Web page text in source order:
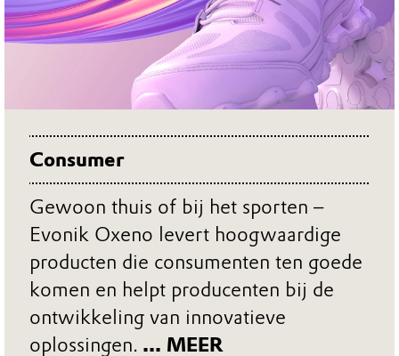
Consumer
Gewoon thuis of bij het sporten –
Evonik Oxeno levert hoogwaardige
producten die consumenten ten goede
komen en helpt producenten bij de
ontwikkeling van innovatieve
oplossingen. ... MEER